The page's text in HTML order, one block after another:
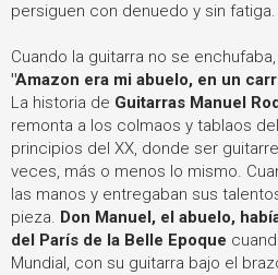
persiguen con denuedo y sin fatiga.
Cuando la guitarra no se
"Amazon era mi abuelo, en un
La historia de Guitarras Manuel
remonta a los colmaos y tablaos
principios del XX, donde ser
veces, más o menos lo mismo.
las manos y entregaban sus
pieza. Don Manuel, el abuelo,
del París de la Belle Epoque
Mundial, con su guitarra bajo el